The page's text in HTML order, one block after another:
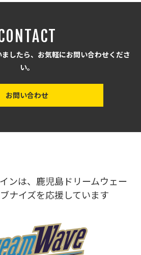
したら、お気軽にお問い合わせくださ
い。
お問い合わせ
ンは、鹿児島ドリームウェー
ナイズを応援しています